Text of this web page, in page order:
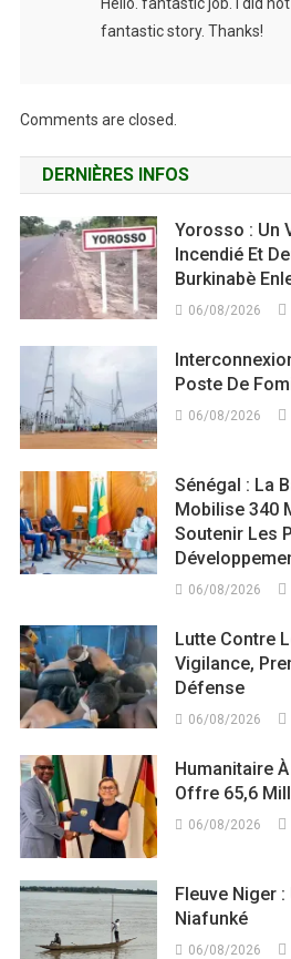
fantastic story. Thanks!
Comments are closed.
DERNIÈRES INFOS
Yorosso : Un
Incendié Et
Burkinabè
06/08/2026
Poste De
06/08/2026
Sénégal : La
Mobilise 340
Soutenir Les
06/08/2026
Lutte Contre
Vigilance,
Défense
06/08/2026
Humanitaire
Offre 65,6
06/08/2026
Fleuve Niger
Niafunké
06/08/2026